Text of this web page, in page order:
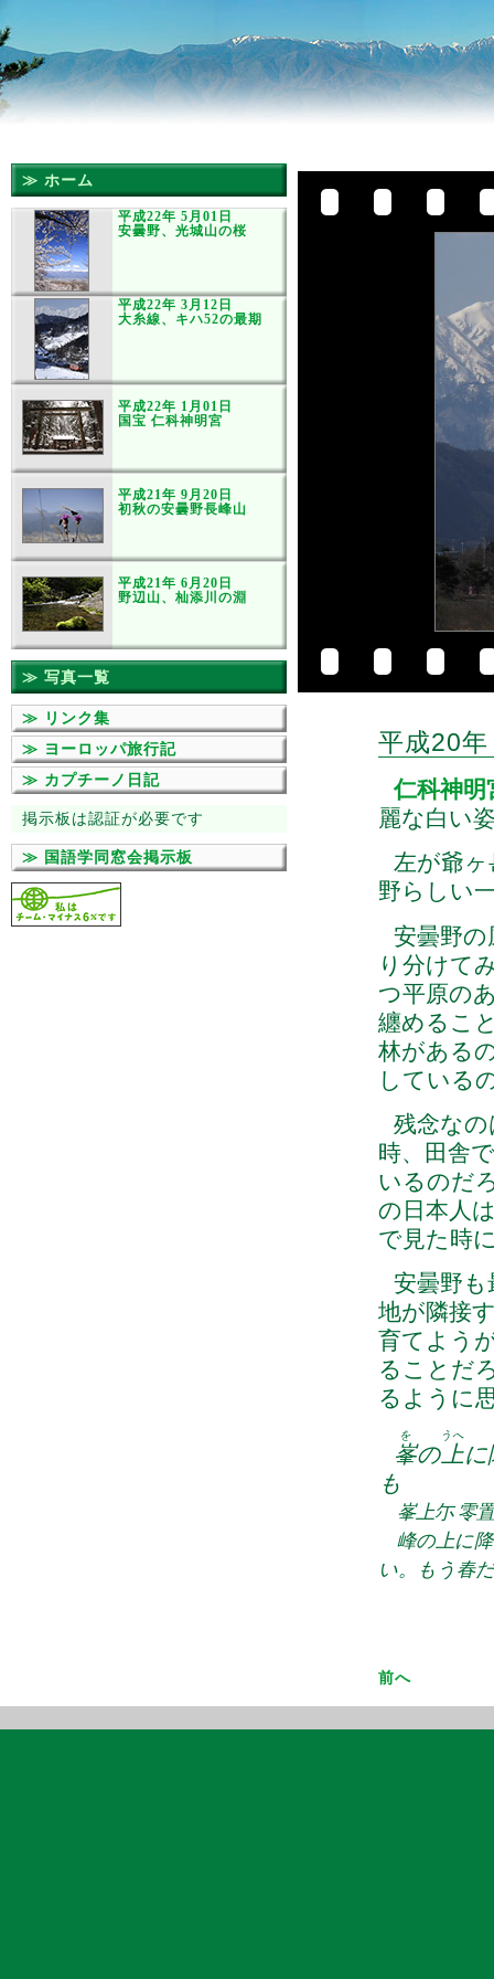
平成20
仁科神明
麗な白い
左が爺ヶ
野らしい
安曇野
り分けて
つ平原の
纏めるこ
林がある
している
残念な
時、田舎
いるのだ
の日本人
で見た時
安曇野
地が隣接
育てよう
ることだ
るように
峯
を
の上
うへ
も
峯上尓 零
峰の上に
い。もう春
前へ
≫ ホーム
平成22年 5月01日
安曇野、光城山の桜
平成22年 3月12日
大糸線、キハ52の最期
平成22年 1月01日
国宝 仁科神明宮
平成21年 9月20日
初秋の安曇野長峰山
平成21年 6月20日
野辺山、杣添川の淵
≫ 写真一覧
≫ リンク集
≫ ヨーロッパ旅行記
≫ カプチーノ日記
掲示板は認証が必要です
≫ 国語学同窓会掲示板